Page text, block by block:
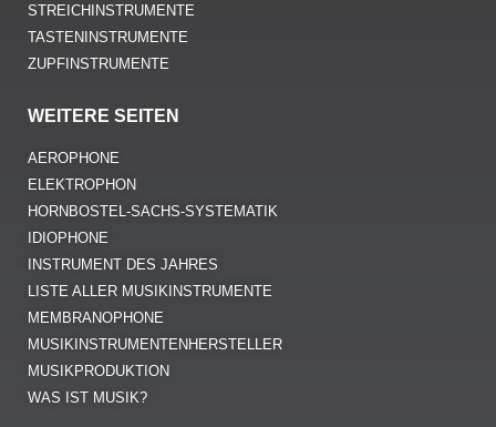
STREICHINSTRUMENTE
TASTENINSTRUMENTE
ZUPFINSTRUMENTE
WEITERE SEITEN
AEROPHONE
ELEKTROPHON
HORNBOSTEL-SACHS-SYSTEMATIK
IDIOPHONE
INSTRUMENT DES JAHRES
LISTE ALLER MUSIKINSTRUMENTE
MEMBRANOPHONE
MUSIKINSTRUMENTENHERSTELLER
MUSIKPRODUKTION
WAS IST MUSIK?